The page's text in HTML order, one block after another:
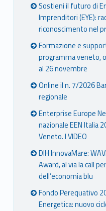
Sostieni il futuro di
Imprenditori (EYE):
riconoscimento nel
Formazione e
programma veneto,
al 26 novembre
Online il n. 7/2026
regionale
Enterprise Europe
nazionale EEN Italia
Veneto. I VIDEO
DIH InnovaMare:
Award, al via la call
dell’economia blu
Fondo Perequativo
Energetica: nuovo